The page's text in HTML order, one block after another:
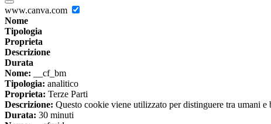
www.canva.com
Nome
Tipologia
Proprieta
Descrizione
Durata
Nome: __cf_bm
Tipologia: analitico
Proprieta: Terze Parti
Descrizione: Questo cookie viene utilizzato per distinguere tra umani
Durata: 30 minuti